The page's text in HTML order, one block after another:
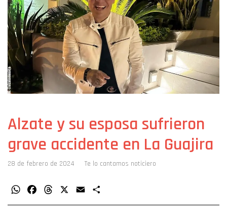
Alzate y su esposa sufrieron
grave accidente en La Guajira
28 de febrero de 2024 Te lo cantamos noticiero
WhatsAppFacebookThreads Email